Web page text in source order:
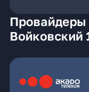
Провайдеры
Войковский